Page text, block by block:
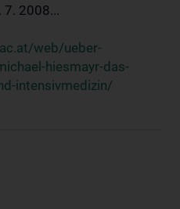
2008...
web/ueber-
hiesmayr-das-
intensivmedizin/